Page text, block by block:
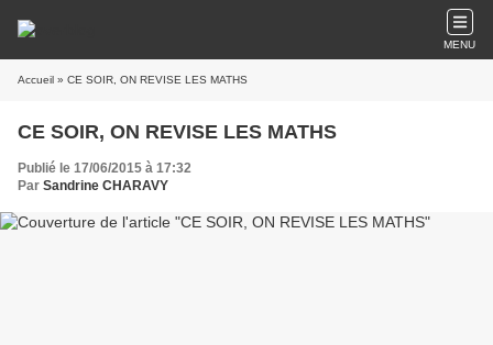
MENU
Accueil » CE SOIR, ON REVISE LES MATHS
CE SOIR, ON REVISE LES MATHS
Publié le 17/06/2015 à 17:32
Par Sandrine CHARAVY